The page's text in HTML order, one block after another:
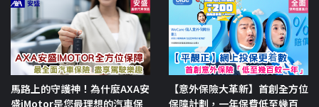
馬路上的守護神！為什麼AXA安
盛iMotor是您最理想的汽車保
【意外保險大革新】首創全方位
保障計劃，一年保費低至幾百